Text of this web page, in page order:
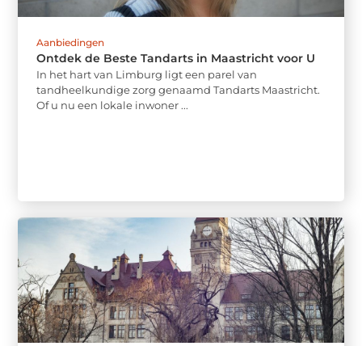
Aanbiedingen
Ontdek de Beste Tandarts in Maastricht voor U
In het hart van Limburg ligt een parel van
tandheelkundige zorg genaamd Tandarts Maastricht.
Of u nu een lokale inwoner ...